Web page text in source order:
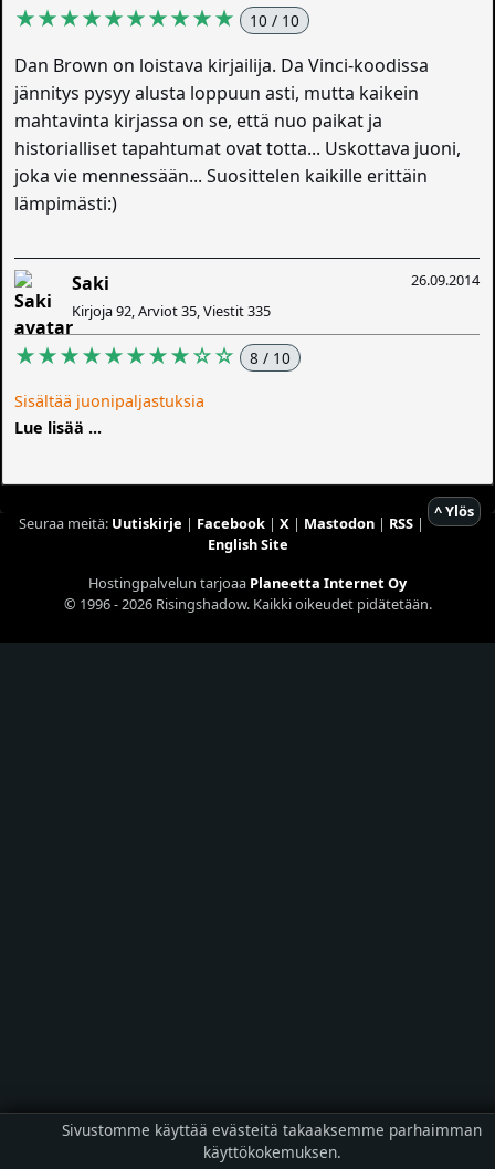
★★★★★★★★★★ 10 / 10
Dan Brown on loistava kirjailija. Da Vinci-koodissa
jännitys pysyy alusta loppuun asti, mutta kaikein
mahtavinta kirjassa on se, että nuo paikat ja
historialliset tapahtumat ovat totta... Uskottava juoni,
joka vie mennessään... Suosittelen kaikille erittäin
lämpimästi:)
26.09.2014
Saki
Kirjoja 92, Arviot 35, Viestit 335
★★★★★★★★☆☆ 8 / 10
Sisältää juonipaljastuksia
Lue lisää ...
^ Ylös
Seuraa meitä: Uutiskirje | Facebook| X| Mastodon| RSS|
English Site
Hostingpalvelun tarjoaa Planeetta Internet Oy
© 1996 - 2026 Risingshadow. Kaikki oikeudet pidätetään.
Sivustomme käyttää evästeitä takaaksemme parhaimman
käyttökokemuksen.